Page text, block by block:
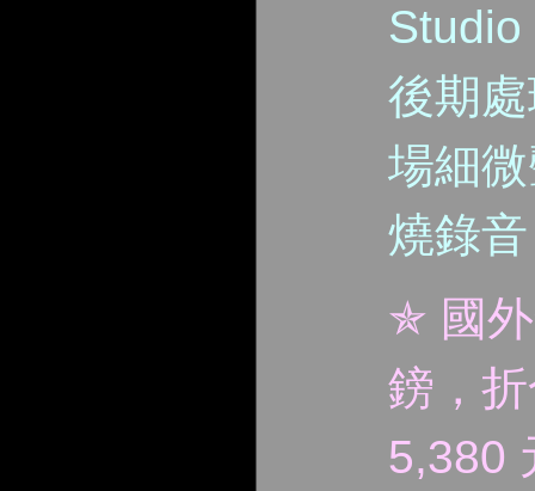
Studio
後期
場細
燒錄
✯ 國
鎊，
5,380